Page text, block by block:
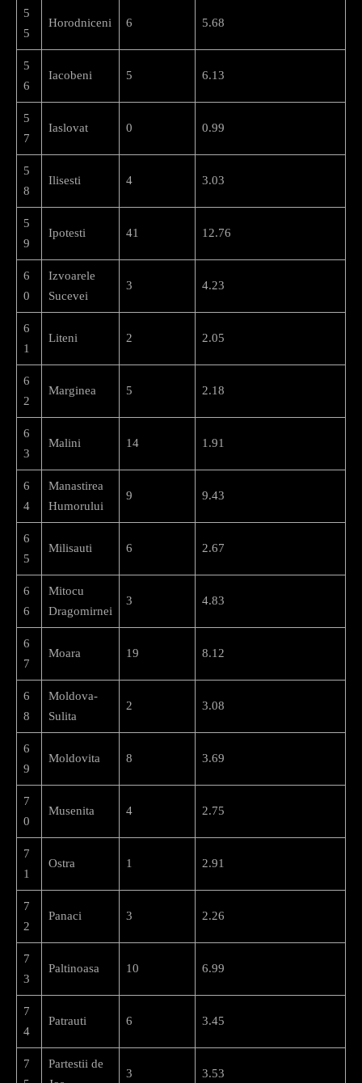
5
5
Horodniceni 6 5.68
5
6
Iacobeni 5 6.13
5
7
Iaslovat 0 0.99
5
8
Ilisesti 4 3.03
5
9
Ipotesti 41 12.76
6
0
Izvoarele
Sucevei
3 4.23
6
1
Liteni 2 2.05
6
2
Marginea 5 2.18
6
3
Malini 14 1.91
6
4
Manastirea
Humorului
9 9.43
6
5
Milisauti 6 2.67
6
6
Mitocu
Dragomirnei
3 4.83
6
7
Moara 19 8.12
6
8
Moldova-
Sulita
2 3.08
6
9
Moldovita 8 3.69
7
0
Musenita 4 2.75
7
1
Ostra 1 2.91
7
2
Panaci 3 2.26
7
3
Paltinoasa 10 6.99
7
4
Patrauti 6 3.45
7
Partestii de
3 3.53